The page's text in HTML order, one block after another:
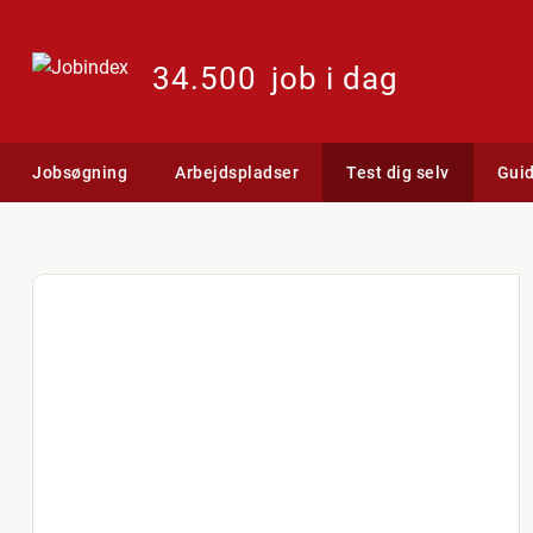
34.500 job i dag
Jobsøgning Arbejdspladser Test dig selv